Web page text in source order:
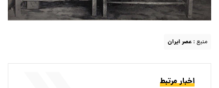
منبع : عصر ایران
اخبار مرتبط